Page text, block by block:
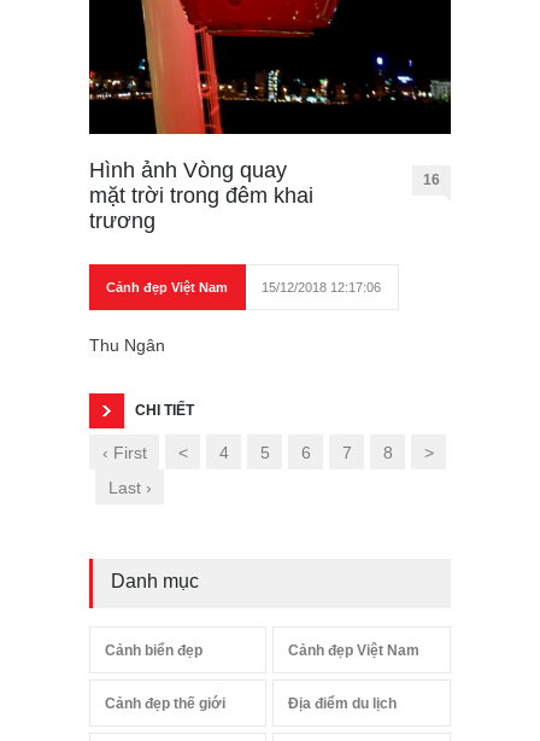
Hình ảnh Vòng quay
mặt trời trong đêm khai
trương
16
Cảnh đẹp Việt Nam 15/12/2018 12:17:06
Thu Ngân
CHI TIẾT
‹ First < 4 5 6 7 8
>
Last ›
Danh mục
Cảnh biển đẹp Cảnh đẹp Việt Nam
Cảnh đẹp thế giới Địa điểm du lịch